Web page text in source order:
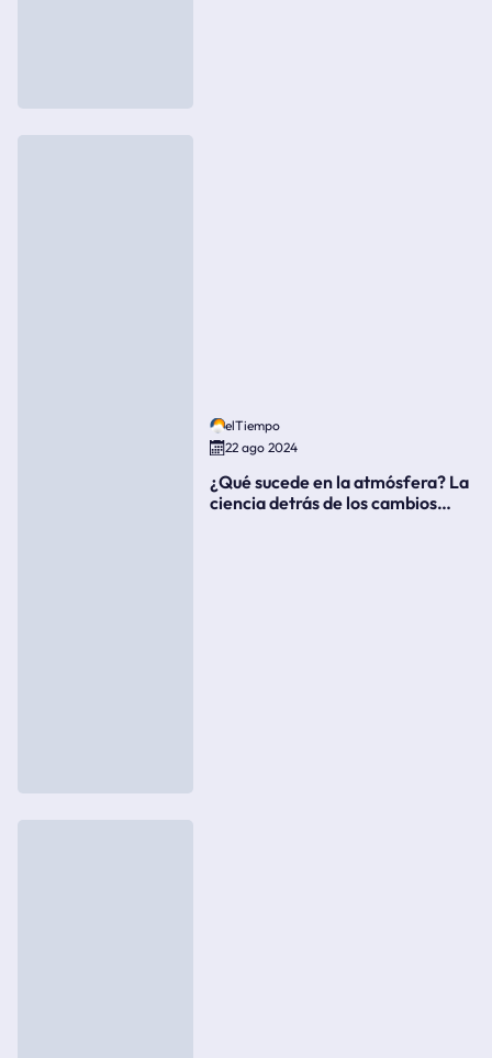
elTiempo
22 ago 2024
¿Qué sucede en la atmósfera? La
ciencia detrás de los cambios